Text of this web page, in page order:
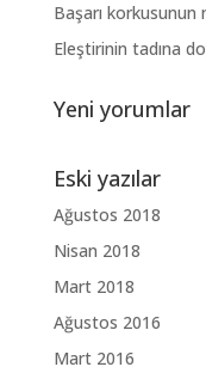
Başarı korkusunun
Eleştirinin tadına
Yeni yorumlar
Eski yazılar
Ağustos 2018
Nisan 2018
Mart 2018
Ağustos 2016
Mart 2016